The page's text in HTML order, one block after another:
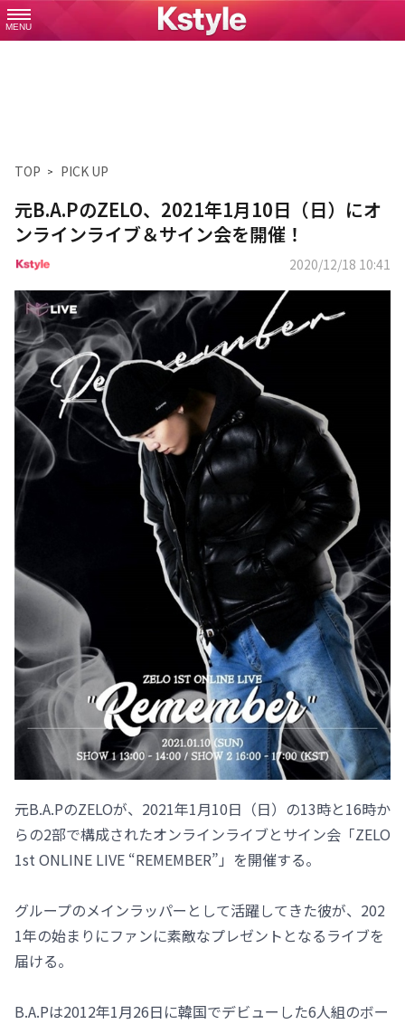
MENU
TOP PICK UP
元B.A.PのZELO、2021年1月10日（日）にオ
ンラインライブ＆サイン会を開催！
2020/12/18 10:41
元B.A.PのZELOが、2021年1月10日（日）の13時と16時か
らの2部で構成されたオンラインライブとサイン会「ZELO
1st ONLINE LIVE “REMEMBER”」を開催する。
グループのメインラッパーとして活躍してきた彼が、202
1年の始まりにファンに素敵なプレゼントとなるライブを
届ける。
B.A.Pは2012年1月26日に韓国でデビューした6人組のボー